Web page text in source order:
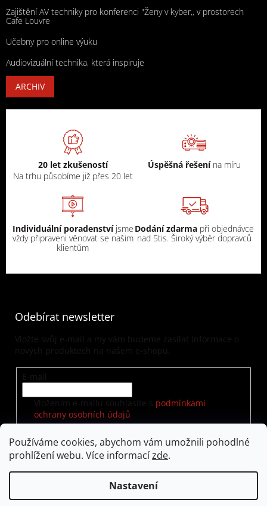
Používáme cookies, abychom vám umožnili pohodlné
prohlížení webu. Více informacízde.
Nastavení
Zajištění AV techniky pro konferenci "Ženy v kyber,, v prostorech
Cafe Louvre
Učebny pro online výuku
Audiovizuální technika, která inspiruje
ARCHIV
20 let zkušeností
Na trhu působíme již přes 20 let
Úspěšná řešení na míru
Individuální poradenstvíjsme
vždy připraveni věnovat se našim
klientům
Dodání zdarma při objednávce
nad 5tis. Široký výběr dopravců
Odebírat newsletter
Vložte svůj e-mail a my vám budeme zasílat informace o
nových produktech na našem e-shopu.
E-mail
Vložením e-mailu souhlasíte s podmínkami
ochrany osobních údajů
PŘIHLÁSIT SE
Vytvořil Shoptet |Nakódoval eshopGuru